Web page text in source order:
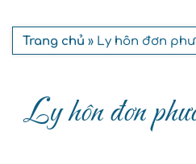
Trang chủ » Ly hôn đơn
Ly hôn đơn